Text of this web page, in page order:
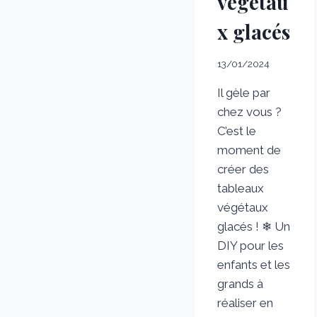
x glacés
13/01/2024
Il gèle par
chez vous ?
C’est le
moment de
créer des
tableaux
végétaux
glacés ! ❄ Un
DIY pour les
enfants et les
grands à
réaliser en